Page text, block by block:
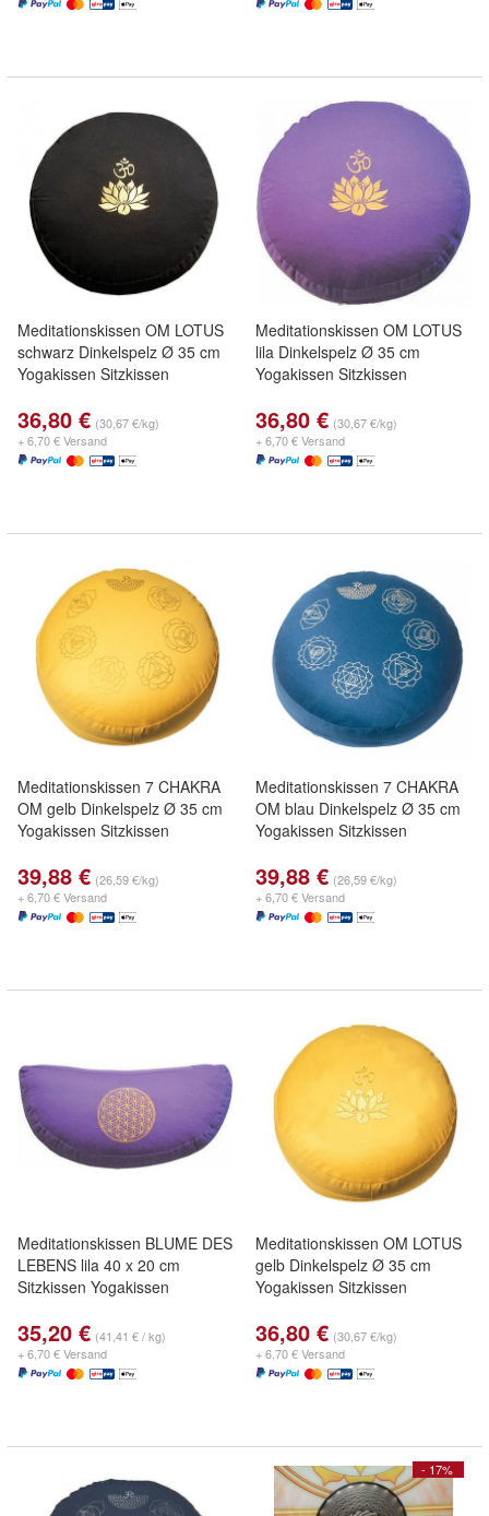
Meditationskissen OM LOTUS
schwarz Dinkelspelz Ø 35 cm
Yogakissen Sitzkissen
36,80 € (30,67 €/kg)
+ 6,70 € Versand
Meditationskissen OM LOTUS
lila Dinkelspelz Ø 35 cm
Yogakissen Sitzkissen
36,80 € (30,67 €/kg)
+ 6,70 € Versand
Meditationskissen 7 CHAKRA
OM gelb Dinkelspelz Ø 35 cm
Yogakissen Sitzkissen
39,88 € (26,59 €/kg)
+ 6,70 € Versand
Meditationskissen 7 CHAKRA
OM blau Dinkelspelz Ø 35 cm
Yogakissen Sitzkissen
39,88 € (26,59 €/kg)
+ 6,70 € Versand
Meditationskissen BLUME DES
LEBENS lila 40 x 20 cm
Sitzkissen Yogakissen
35,20 € (41,41 € / kg)
+ 6,70 € Versand
Meditationskissen OM LOTUS
gelb Dinkelspelz Ø 35 cm
Yogakissen Sitzkissen
36,80 € (30,67 €/kg)
+ 6,70 € Versand
- 17%